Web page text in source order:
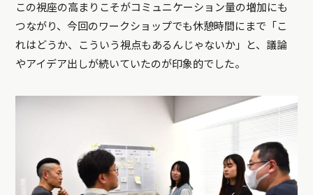
この視座の高まりこそがコミュニケーション量の増加にも
つながり、今回のワークショップでも休憩時間にまで「こ
れはどうか、こういう視点もあるんじゃないか」と、議論
やアイデア出しが続いていたのが印象的でした。